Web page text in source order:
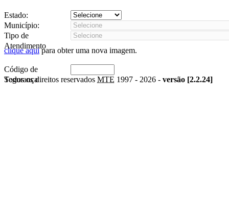
Estado:
Município:
Tipo de
Atendimento
clique aquipara obter uma nova imagem.
Código de
Segurança
Todos os direitos reservados MTE 1997 - 2026 - versão [2.2.24]